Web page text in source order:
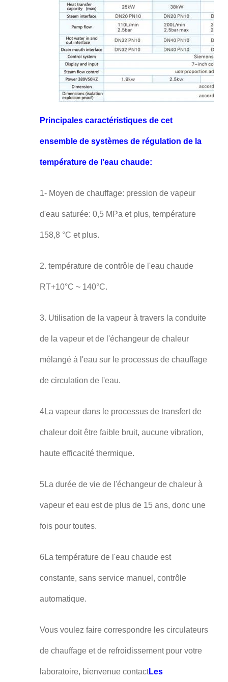
Principales caractéristiques de cet
ensemble de systèmes de régulation de la
température de l'eau chaude:
1- Moyen de chauffage: pression de vapeur
d'eau saturée: 0,5 MPa et plus, température
158,8 °C et plus.
2. température de contrôle de l'eau chaude
RT+10°C ~ 140°C.
3. Utilisation de la vapeur à travers la conduite
de la vapeur et de l'échangeur de chaleur
mélangé à l'eau sur le processus de chauffage
de circulation de l'eau.
4La vapeur dans le processus de transfert de
chaleur doit être faible bruit, aucune vibration,
haute efficacité thermique.
5La durée de vie de l'échangeur de chaleur à
vapeur et eau est de plus de 15 ans, donc une
fois pour toutes.
6La température de l'eau chaude est
constante, sans service manuel, contrôle
automatique.
Vous voulez faire correspondre les circulateurs
de chauffage et de refroidissement pour votre
laboratoire, bienvenue contactLes